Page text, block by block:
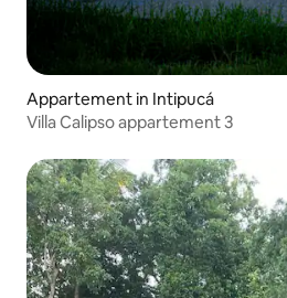
Appartement in Intipucá
Villa Calipso appartement 3